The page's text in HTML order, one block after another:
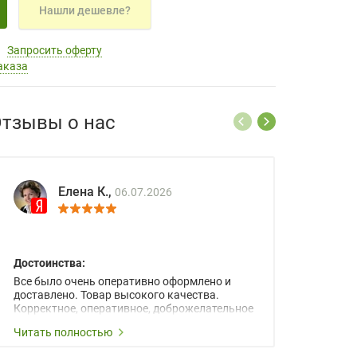
Нашли дешевле?
Запросить оферту
о нас
Елена К., 06.07.2026
Достоинства:
Все было очень оперативно оформлено и
доставлено. Товар высокого качества.
Корректное, оперативное, доброжелательное
Читать полностью